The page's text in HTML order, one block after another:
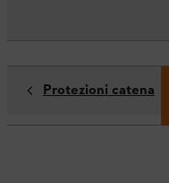
Protezioni catena